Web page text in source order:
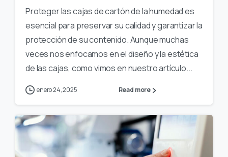
Proteger las cajas de cartón de la humedad es
esencial para preservar su calidad y garantizar la
protección de su contenido. Aunque muchas
veces nos enfocamos en el diseño y la estética
de las cajas, como vimos en nuestro artículo...
enero 24, 2025 Read more